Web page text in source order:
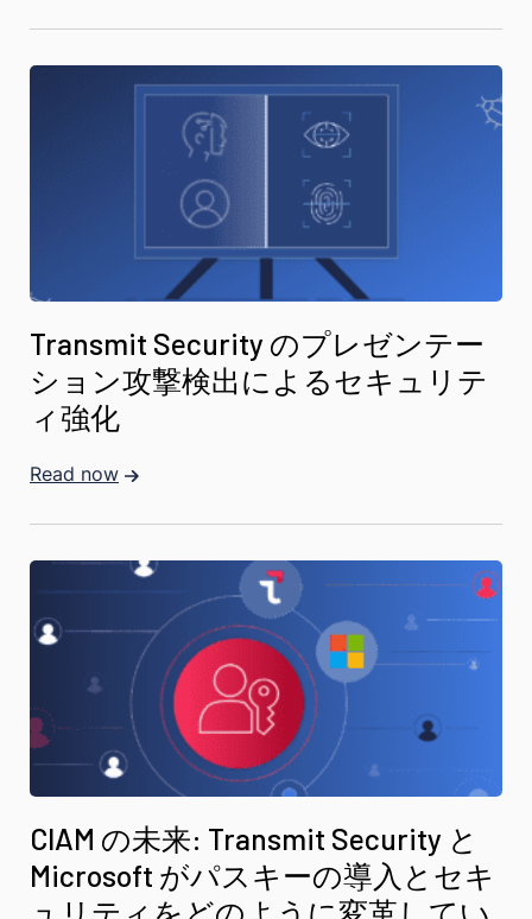
Transmit Security のプレゼンテー
ション攻撃検出によるセキュリテ
ィ強化
Read now
CIAM の未来: Transmit Security と
Microsoft がパスキーの導入とセキ